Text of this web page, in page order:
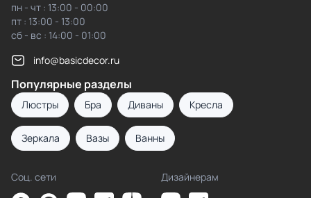
пн - чт : 13:00 - 00:00
пт : 13:00 - 13:00
сб - вс : 14:00 - 01:00
info@basicdecor.ru
Популярные разделы
Люстры Бра Диваны Кресла
Зеркала Вазы Ванны
Соц. сети Дизайнерам